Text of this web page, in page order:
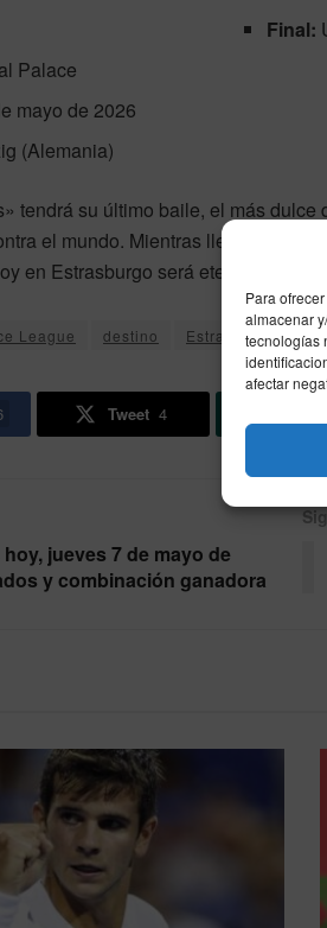
Para
almacenar
tecnologías
afectar
Final:
Palace
mayo de 2026
(Alemania)
tendrá su último baile, el más
el mundo. Mientras llega la cita,
en Estrasburgo será eterno.
League destino Estrasburgo
Tweet 4
jueves 7 de mayo de
y combinación ganadora